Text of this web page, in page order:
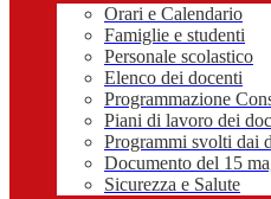
Orari e Calendario
Famiglie e studenti
Personale scolastico
Elenco dei docenti
Programmazione
Piani di lavoro dei
Programmi svolti dai
Documento del 15
Sicurezza e Salute